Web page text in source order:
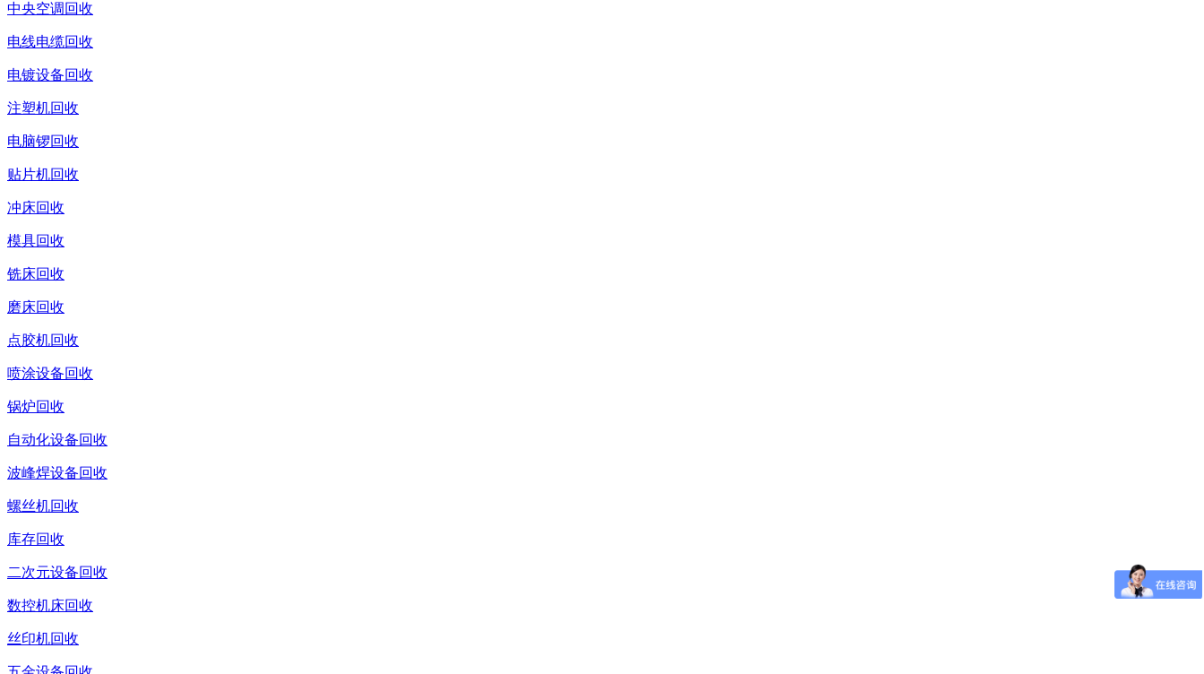
中央空调回收
电线电缆回收
电镀设备回收
注塑机回收
电脑锣回收
贴片机回收
冲床回收
模具回收
铣床回收
磨床回收
点胶机回收
喷涂设备回收
锅炉回收
自动化设备回收
波峰焊设备回收
螺丝机回收
库存回收
二次元设备回收
数控机床回收
丝印机回收